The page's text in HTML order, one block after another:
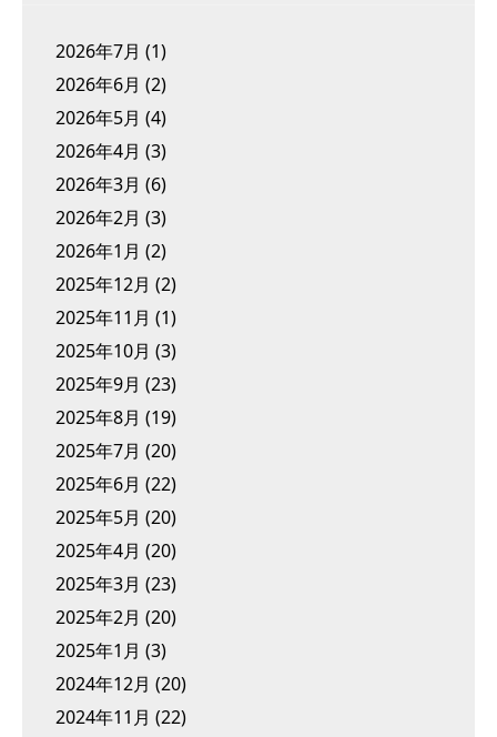
2026年7月 (1)
2026年6月 (2)
2026年5月 (4)
2026年4月 (3)
2026年3月 (6)
2026年2月 (3)
2026年1月 (2)
2025年12月 (2)
2025年11月 (1)
2025年10月 (3)
2025年9月 (23)
2025年8月 (19)
2025年7月 (20)
2025年6月 (22)
2025年5月 (20)
2025年4月 (20)
2025年3月 (23)
2025年2月 (20)
2025年1月 (3)
2024年12月 (20)
2024年11月 (22)